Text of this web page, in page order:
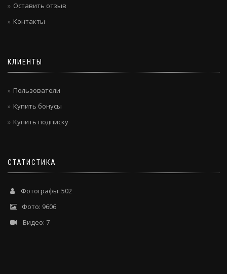
Оставить отзыв
Контакты
КЛИЕНТЫ
Пользователи
Купить бонусы
Купить подписку
СТАТИСТИКА
Фотографы: 502
Фото: 9606
Видео: 7